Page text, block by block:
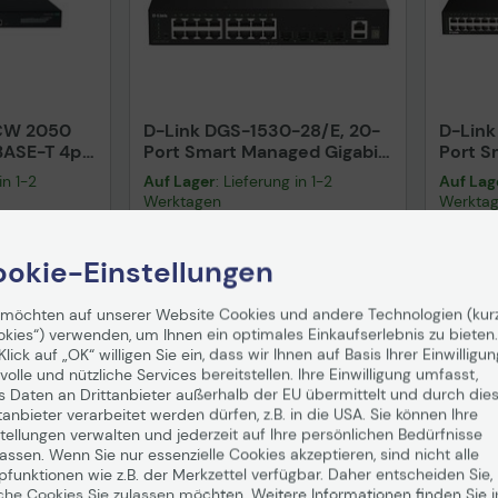
2050
T 4p
4p SFP
1-2
D-Link DGS-1530-28/E, 20-
Port Smart Managed Gigabit
Stack Switch
Auf Lager: Lieferung in 1-2
Werktagen
362,01 €
inkl. MwSt. zzgl.
In den Warenkorb
Hinweis
Technisches Produktdatenblatt
D-
Port
Stack
Auf
Einstellungen
auf unserer Website Cookies und andere Technologien
verwenden, um Ihnen ein optimales Einkaufserlebnis zu bieten.
auf „OK“ willigen Sie ein, dass wir Ihnen auf Basis Ihrer
und nützliche Services bereitstellen. Ihre Einwilligung umfasst,
Daten an Drittanbieter außerhalb der EU übermittelt und durch
verarbeitet werden dürfen, z.B. in die USA. Sie können Ihre
verwalten und jederzeit auf Ihre persönlichen Bedürfnisse
Wenn Sie nur essenzielle Cookies akzeptieren, sind nicht alle
wie z.B. der Merkzettel verfügbar. Daher entscheiden Sie,